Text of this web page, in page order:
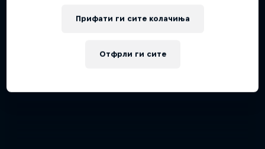
Отфрли ги сите
Прифати ги сите колачиња